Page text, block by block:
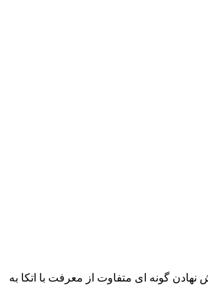
گونه ­ای متفاوت از معرفت با اتکا به